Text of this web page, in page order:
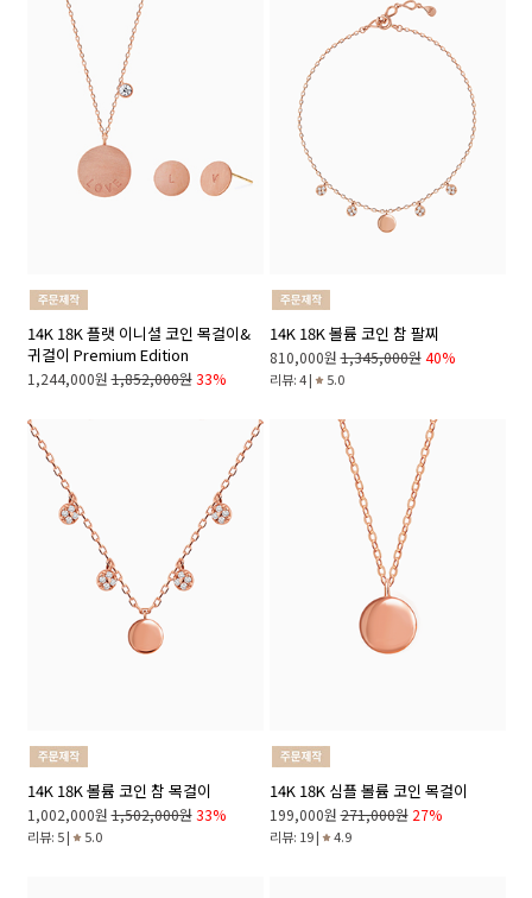
14K 18K 플랫 이니셜 코인 목걸이&
귀걸이 Premium Edition
1,244,000원 1,852,000원 33%
14K 18K 볼륨 코인 참 팔찌
810,000원 1,345,000원 40%
리뷰: 4 | 5.0
14K 18K 볼륨 코인 참 목걸이
1,002,000원 1,502,000원 33%
리뷰: 5 | 5.0
14K 18K 심플 볼륨 코인 목걸이
199,000원 271,000원 27%
리뷰: 19 | 4.9